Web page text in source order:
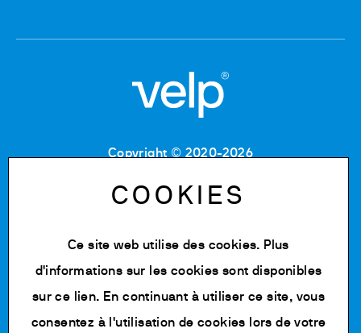
Copyright © 2020-2026
Numéro de TVA : IT 00842180960
MB Registre du commerce et des sociétés :
Numéro REA : MB-1129804
Politique de confidentialité
Cookie Policy
COOKIES
Ce site web utilise des cookies. Plus
d'informations sur les cookies sont disponibles
surce lien. En continuant à utiliser ce site, vous
consentez à l'utilisation de cookies lors de votre